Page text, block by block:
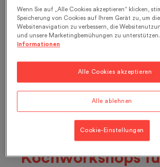
Kochworkshops
24 Teilnehmer
CHF 360 pro Gruppe
Wenn Sie auf „Alle Cookies akzeptieren“ klicken,
Speicherung von Cookies auf Ihrem Gerät zu, um die
Websitenavigation zu verbessern, die
und unsere Marketingbemühungen zu unterstützen.
Informationen
Alle ablehnen
Alle Cookies akzeptieren
Cookie-Einstellungen